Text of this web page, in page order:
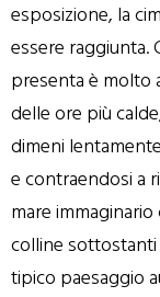
esposizione, la
essere raggiunta.
presenta è molto
delle ore più
dimeni
e contraendosi a
mare
colline sottostanti
tipico paesaggio